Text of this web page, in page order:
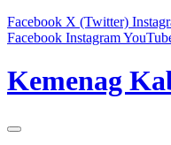
Facebook X (Twitter)
Facebook Instagram
Kemenag